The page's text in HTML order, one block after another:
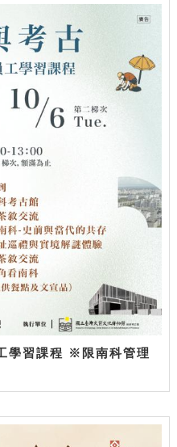
學習課程 ※限南科管理